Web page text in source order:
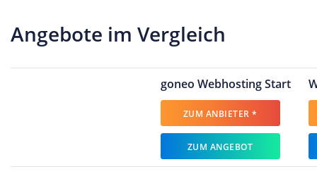
Angebote im Vergleich
goneo Webhosting Start
ZUM ANBIETER *
ZUM ANGEBOT